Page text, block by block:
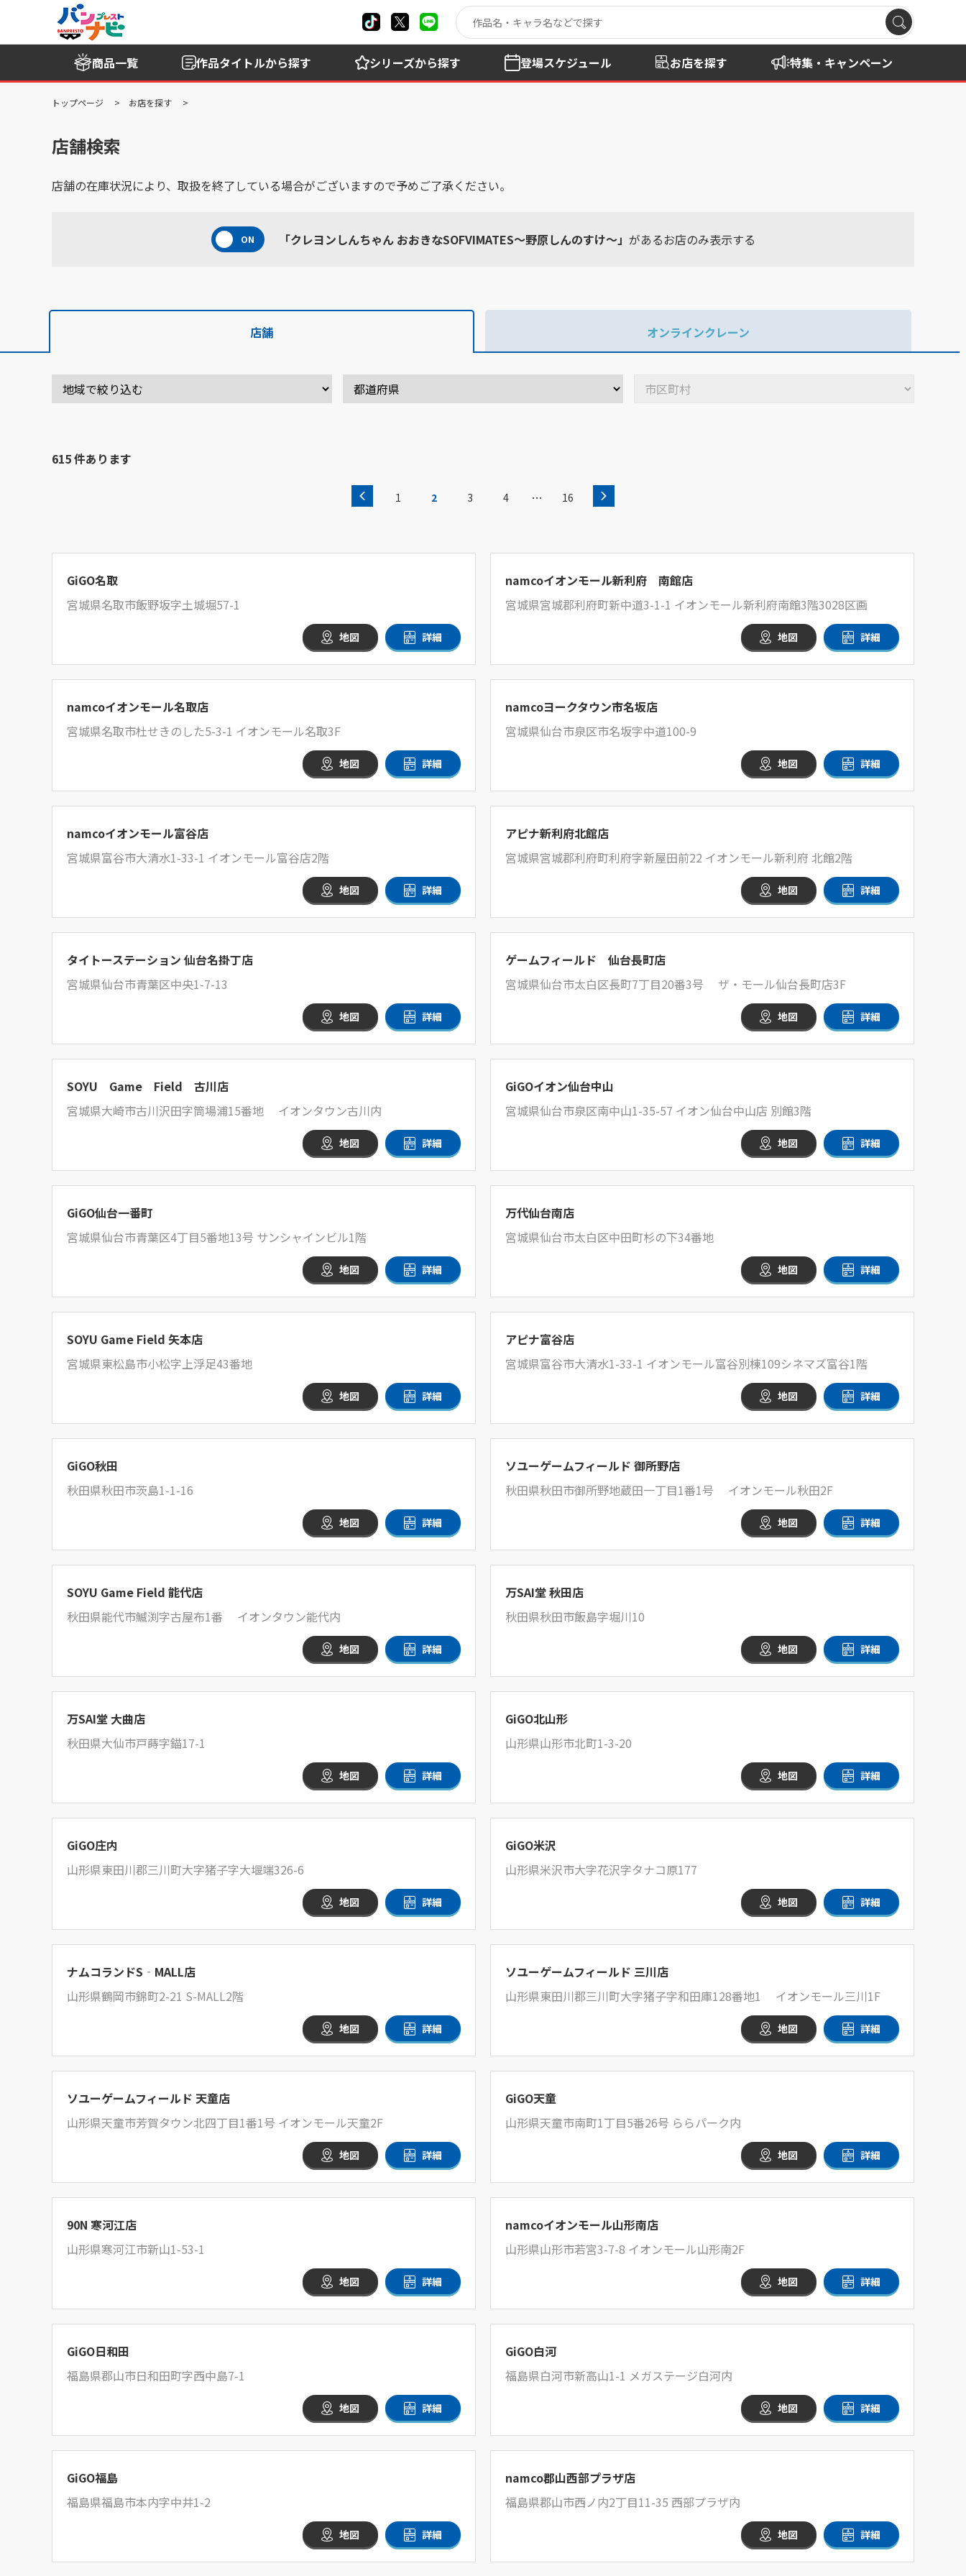
商品一覧 作品タイトルから探す シリーズから探す 登場スケジュール お店を探す 特集・キャンペーン
トップページ お店を探す
店舗検索
店舗の在庫状況により、取扱を終了している場合がございますので予めご了承ください。
「クレヨンしんちゃん おおきなSOFVIMATES～野原しんのすけ～」 があるお店のみ表示する
店舗 オンラインクレーン
615 件あります
1 2 3 4 … 16
GiGO名取
宮城県名取市飯野坂字土城堀57-1
地図 詳細
namcoイオンモール新利府 南館店
宮城県宮城郡利府町新中道3-1-1 イオンモール新利府南館3階3028区画
地図 詳細
namcoイオンモール名取店
宮城県名取市杜せきのした5-3-1 イオンモール名取3F
地図 詳細
namcoヨークタウン市名坂店
宮城県仙台市泉区市名坂字中道100-9
地図 詳細
namcoイオンモール富谷店
宮城県富谷市大清水1-33-1 イオンモール富谷店2階
地図 詳細
アピナ新利府北館店
宮城県宮城郡利府町利府字新屋田前22 イオンモール新利府 北館2階
地図 詳細
タイトーステーション 仙台名掛丁店
宮城県仙台市青葉区中央1-7-13
地図 詳細
ゲームフィールド 仙台長町店
宮城県仙台市太白区長町7丁目20番3号 ザ・モール仙台長町店3F
地図 詳細
SOYU Game Field 古川店
宮城県大崎市古川沢田字筒場浦15番地 イオンタウン古川内
地図 詳細
GiGOイオン仙台中山
宮城県仙台市泉区南中山1-35-57 イオン仙台中山店 別館3階
地図 詳細
GiGO仙台一番町
宮城県仙台市青葉区4丁目5番地13号 サンシャインビル1階
地図 詳細
万代仙台南店
宮城県仙台市太白区中田町杉の下34番地
地図 詳細
SOYU Game Field 矢本店
宮城県東松島市小松字上浮足43番地
地図 詳細
アピナ富谷店
宮城県富谷市大清水1-33-1 イオンモール富谷別棟109シネマズ富谷1階
地図 詳細
GiGO秋田
秋田県秋田市茨島1-1-16
地図 詳細
ソユーゲームフィールド 御所野店
秋田県秋田市御所野地蔵田一丁目1番1号 イオンモール秋田2F
地図 詳細
SOYU Game Field 能代店
秋田県能代市鰄渕字古屋布1番 イオンタウン能代内
地図 詳細
万SAI堂 秋田店
秋田県秋田市飯島字堀川10
地図 詳細
万SAI堂 大曲店
秋田県大仙市戸蒔字錨17-1
地図 詳細
GiGO北山形
山形県山形市北町1-3-20
地図 詳細
GiGO庄内
山形県東田川郡三川町大字猪子字大堰端326-6
地図 詳細
GiGO米沢
山形県米沢市大字花沢字タナコ原177
地図 詳細
ナムコランドS‐MALL店
山形県鶴岡市錦町2-21 S-MALL2階
地図 詳細
ソユーゲームフィールド 三川店
山形県東田川郡三川町大字猪子字和田庫128番地1 イオンモール三川1F
地図 詳細
ソユーゲームフィールド 天童店
山形県天童市芳賀タウン北四丁目1番1号 イオンモール天童2F
地図 詳細
GiGO天童
山形県天童市南町1丁目5番26号 ららパーク内
地図 詳細
90N 寒河江店
山形県寒河江市新山1-53-1
地図 詳細
namcoイオンモール山形南店
山形県山形市若宮3-7-8 イオンモール山形南2F
地図 詳細
GiGO日和田
福島県郡山市日和田町字西中島7-1
地図 詳細
GiGO白河
福島県白河市新高山1-1 メガステージ白河内
地図 詳細
GiGO福島
福島県福島市本内字中井1-2
地図 詳細
namco郡山西部プラザ店
福島県郡山市西ノ内2丁目11-35 西部プラザ内
地図 詳細